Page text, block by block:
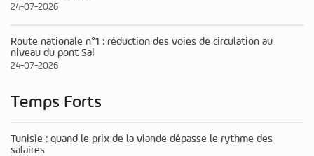
24-07-2026
Route nationale n°1 : réduction des voies de circulation au
niveau du pont Sai
24-07-2026
Temps Forts
Tunisie : quand le prix de la viande dépasse le rythme des
salaires